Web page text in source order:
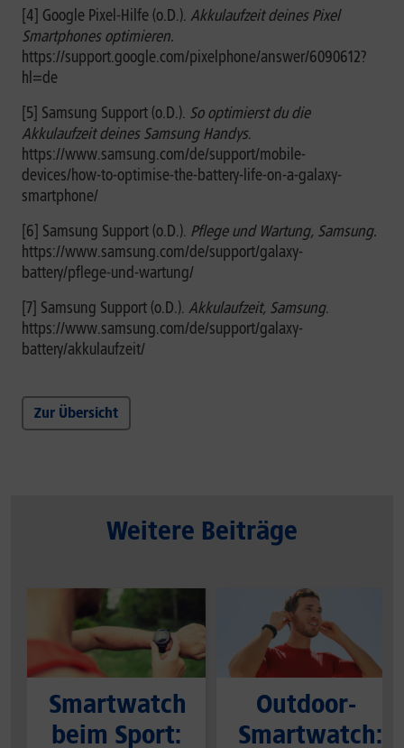
[4] Google Pixel-Hilfe (o.D.). Akkulaufzeit deines Pixel
Smartphones optimieren.
https://support.google.com/pixelphone/answer/6090612?
hl=de
[5] Samsung Support (o.D.). So optimierst du die
Akkulaufzeit deines Samsung Handys.
https://www.samsung.com/de/support/mobile-
devices/how-to-optimise-the-battery-life-on-a-galaxy-
smartphone/
[6] Samsung Support (o.D.). Pflege und Wartung, Samsung.
https://www.samsung.com/de/support/galaxy-
battery/pflege-und-wartung/
[7] Samsung Support (o.D.). Akkulaufzeit, Samsung.
https://www.samsung.com/de/support/galaxy-
battery/akkulaufzeit/
Zur Übersicht
Weitere Beiträge
Smartwatch
beim Sport:
Outdoor-
Smartwatch: